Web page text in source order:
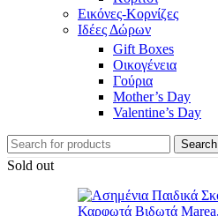
Εικόνες-Κορνίζες
Ιδέες Δώρων
Gift Boxes
Οικογένεια
Γούρια
Mother’s Day
Valentine’s Day
Search
Sold out